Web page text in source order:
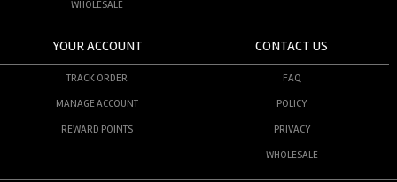
WHOLESALE
YOUR ACCOUNT
TRACK ORDER
MANAGE ACCOUNT
REWARD POINTS
CONTACT US
FAQ
POLICY
PRIVACY
WHOLESALE